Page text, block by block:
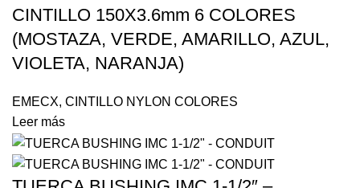
CINTILLO 150X3.6mm 6 COLORES
(MOSTAZA, VERDE, AMARILLO, AZUL,
VIOLETA, NARANJA)
EMECX, CINTILLO NYLON COLORES
Leer más